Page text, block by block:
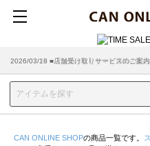
2026/07/29 ■【お知らせ】ヤマト運輸の配
2026/03/18 ■店舗受け取りサービスのご案内
CAN ONLINE SHOPの商品一覧です。